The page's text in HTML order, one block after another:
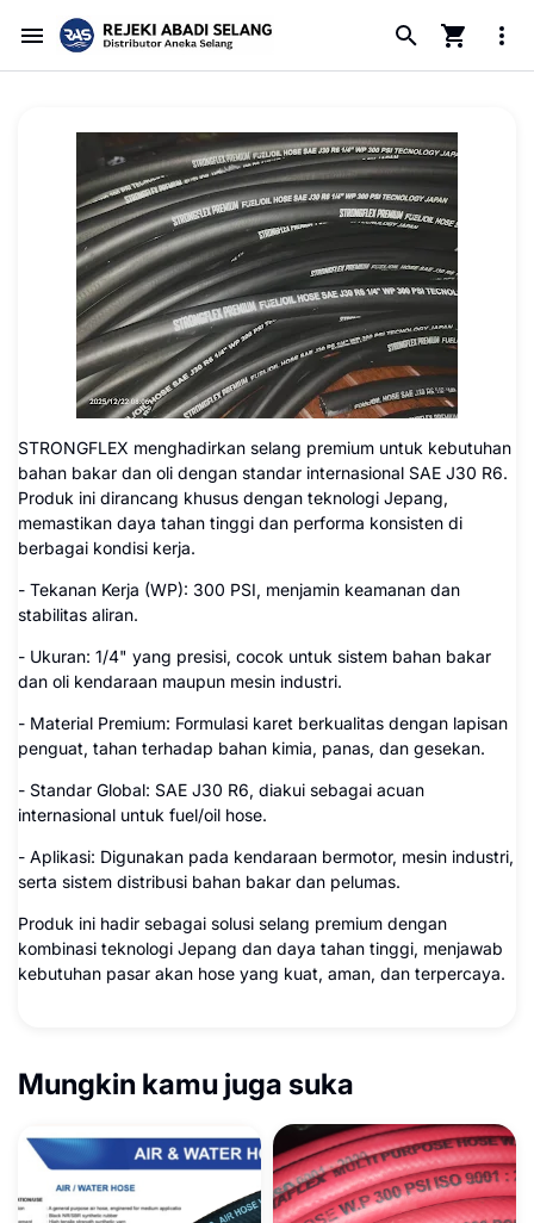
STRONGFLEX menghadirkan selang premium untuk kebutuhan
bahan bakar dan oli dengan standar internasional SAE J30 R6.
Produk ini dirancang khusus dengan teknologi Jepang,
memastikan daya tahan tinggi dan performa konsisten di
berbagai kondisi kerja.
- Tekanan Kerja (WP): 300 PSI, menjamin keamanan dan
stabilitas aliran.
- Ukuran: 1/4" yang presisi, cocok untuk sistem bahan bakar
dan oli kendaraan maupun mesin industri.
- Material Premium: Formulasi karet berkualitas dengan lapisan
penguat, tahan terhadap bahan kimia, panas, dan gesekan.
- Standar Global: SAE J30 R6, diakui sebagai acuan
internasional untuk fuel/oil hose.
- Aplikasi: Digunakan pada kendaraan bermotor, mesin industri,
serta sistem distribusi bahan bakar dan pelumas.
Produk ini hadir sebagai solusi selang premium dengan
kombinasi teknologi Jepang dan daya tahan tinggi, menjawab
kebutuhan pasar akan hose yang kuat, aman, dan terpercaya.
Mungkin kamu juga suka